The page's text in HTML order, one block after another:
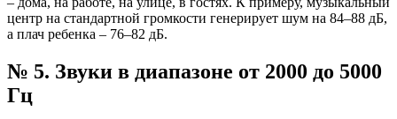
центр на стандартной громкости генерирует шум на 84–88 дБ,
а плач ребенка – 76–82 дБ.
№ 5. Звуки в диапазоне от 2000 до 5000
Гц